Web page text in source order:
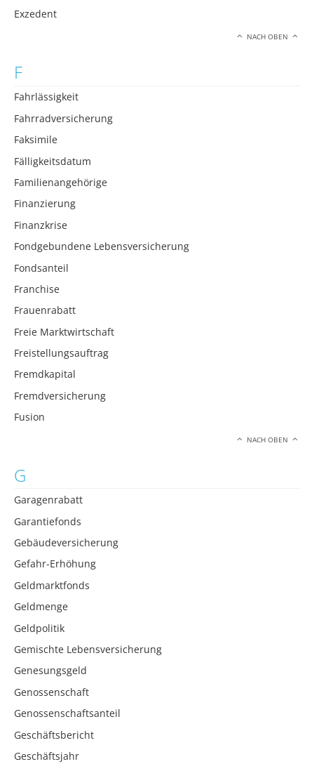
Exzedent
NACH OBEN
F
Fahrlässigkeit
Fahrradversicherung
Faksimile
Fälligkeitsdatum
Familienangehörige
Finanzierung
Finanzkrise
Fondgebundene Lebensversicherung
Fondsanteil
Franchise
Frauenrabatt
Freie Marktwirtschaft
Freistellungsauftrag
Fremdkapital
Fremdversicherung
Fusion
NACH OBEN
G
Garagenrabatt
Garantiefonds
Gebäudeversicherung
Gefahr-Erhöhung
Geldmarktfonds
Geldmenge
Geldpolitik
Gemischte Lebensversicherung
Genesungsgeld
Genossenschaft
Genossenschaftsanteil
Geschäftsbericht
Geschäftsjahr